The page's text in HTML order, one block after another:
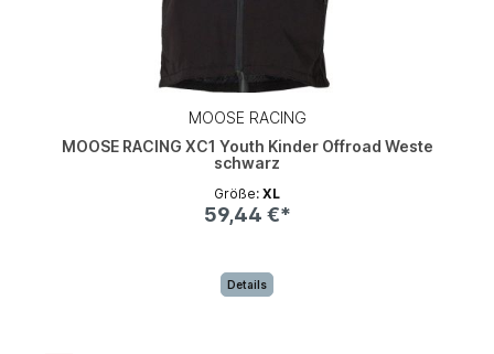
MOOSE RACING
MOOSE RACING XC1 Youth Kinder Offroad Weste
schwarz
Größe: XL
59,44 €*
Details